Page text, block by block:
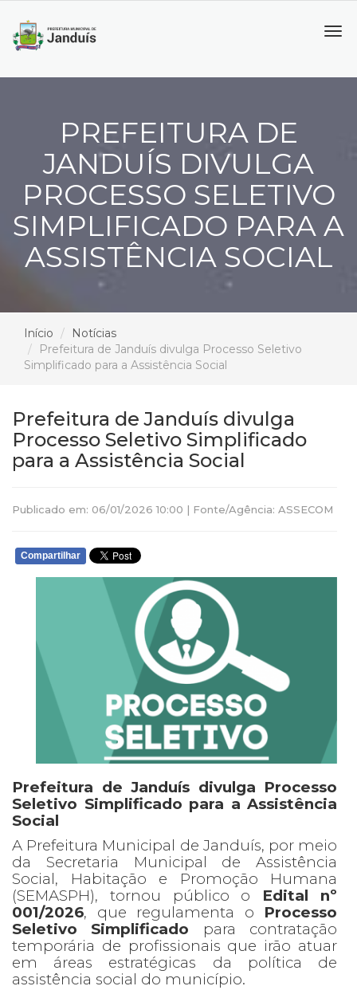
PREFEITURA DE
JANDUÍS DIVULGA
PROCESSO SELETIVO
SIMPLIFICADO PARA A
ASSISTÊNCIA SOCIAL
Início
Notícias
Prefeitura de Janduís divulga Processo Seletivo
Simplificado para a Assistência Social
Prefeitura de Janduís divulga
Processo Seletivo Simplificado
para a Assistência Social
Publicado em: 06/01/2026 10:00 | Fonte/Agência: ASSECOM
Compartilhar
Prefeitura de Janduís divulga Processo
Seletivo Simplificado para a Assistência
Social
A Prefeitura Municipal de Janduís, por meio
da Secretaria Municipal de Assistência
Social, Habitação e Promoção Humana
(SEMASPH), tornou público o Edital nº
001/2026, que regulamenta o Processo
Seletivo Simplificado para contratação
temporária de profissionais que irão atuar
em áreas estratégicas da política de
assistência social do município.